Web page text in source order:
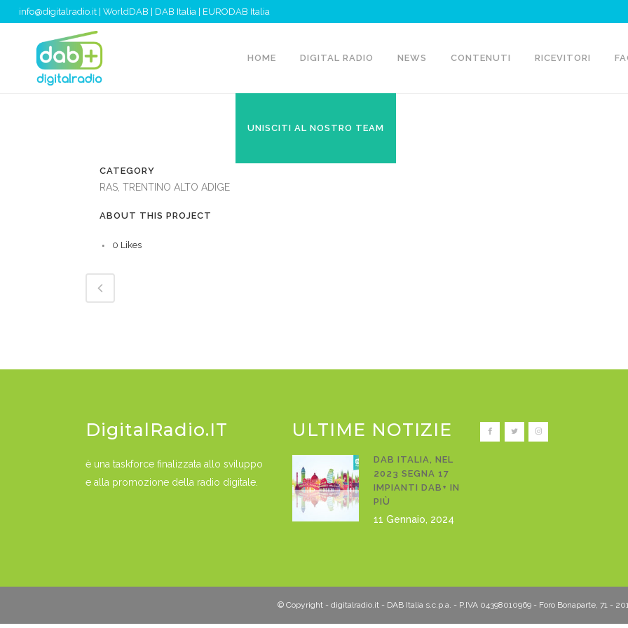
info@digitalradio.it WorldDAB DAB Italia EURODAB Italia
HOME DIGITAL RADIO NEWS CONTENUTI RICEVITORI
UNISCITI AL NOSTRO TEAM
CATEGORY
RAS, TRENTINO ALTO ADIGE
ABOUT THIS PROJECT
0 Likes
DigitalRadio.IT
è una taskforce finalizzata allo sviluppo
e alla promozione della radio digitale.
ULTIME NOTIZIE
DAB ITALIA, NEL
2023 SEGNA 17
IMPIANTI DAB+ IN
PIÙ
11 Gennaio, 2024
© Copyright - digitalradio.it - DAB Italia s.c.p.a. - P.IVA 04398010969 - Foro Bonaparte, 71 -